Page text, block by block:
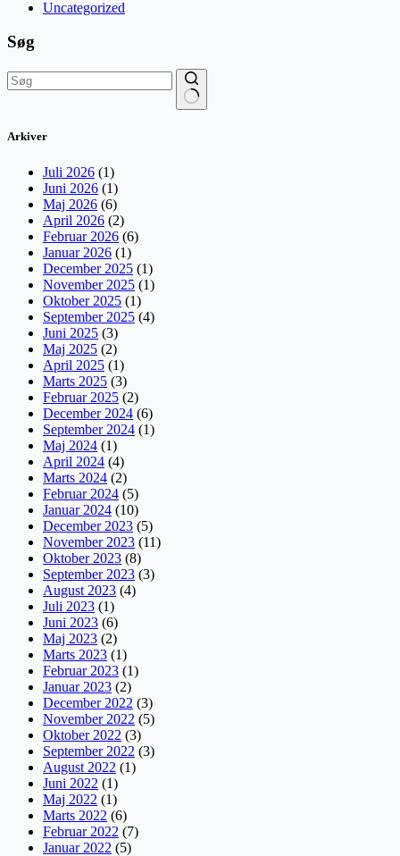
Uncategorized
Søg
resultater
Arkiver
Juli 2026 (1)
Juni 2026 (1)
Maj 2026 (6)
April 2026 (2)
Februar 2026 (6)
Januar 2026 (1)
December 2025 (1)
November 2025 (1)
Oktober 2025 (1)
September 2025 (4)
Juni 2025 (3)
Maj 2025 (2)
April 2025 (1)
Marts 2025 (3)
Februar 2025 (2)
December 2024 (6)
September 2024 (1)
Maj 2024 (1)
April 2024 (4)
Marts 2024 (2)
Februar 2024 (5)
Januar 2024 (10)
December 2023 (5)
November 2023 (11)
Oktober 2023 (8)
September 2023 (3)
August 2023 (4)
Juli 2023 (1)
Juni 2023 (6)
Maj 2023 (2)
Marts 2023 (1)
Februar 2023 (1)
Januar 2023 (2)
December 2022 (3)
November 2022 (5)
Oktober 2022 (3)
September 2022 (3)
August 2022 (1)
Juni 2022 (1)
Maj 2022 (1)
Marts 2022 (6)
Februar 2022 (7)
Januar 2022 (5)